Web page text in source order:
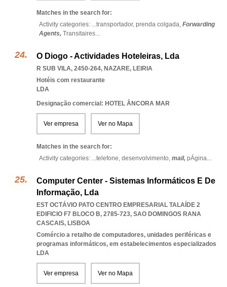
Matches in the search for:
Activity categories: ...transportador, prenda colgada, Forwarding
Agents, Transitaires...
O Diogo - Actividades Hoteleiras, Lda
R SUB VILA, 2450-264, NAZARE, LEIRIA
Hotéis com restaurante
LDA
Designação comercial: HOTEL ÂNCORA MAR
Ver empresa Ver no Mapa
Matches in the search for:
Activity categories: ...telefone, desenvolvimento, mail, pÁgina...
Computer Center - Sistemas Informáticos E De
Informação, Lda
EST OCTÁVIO PATO CENTRO EMPRESARIAL TALAÍDE 2
EDIFICIO F7 BLOCO B, 2785-723, SAO DOMINGOS RANA
CASCAIS, LISBOA
Comércio a retalho de computadores, unidades periféricas e
programas informáticos, em estabelecimentos especializados
LDA
Ver empresa Ver no Mapa